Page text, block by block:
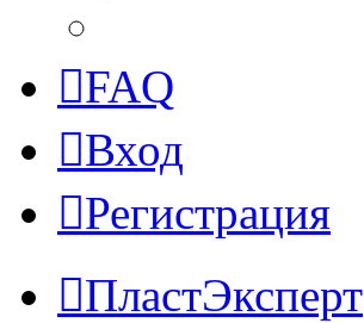
FAQ
Вход
Регистрация
ПластЭксперт